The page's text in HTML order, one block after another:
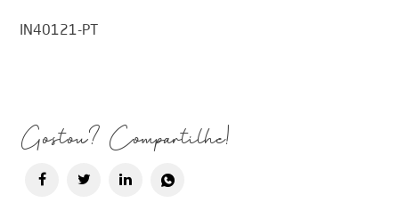
IN40121-PT
Gostou? Compartilhe!